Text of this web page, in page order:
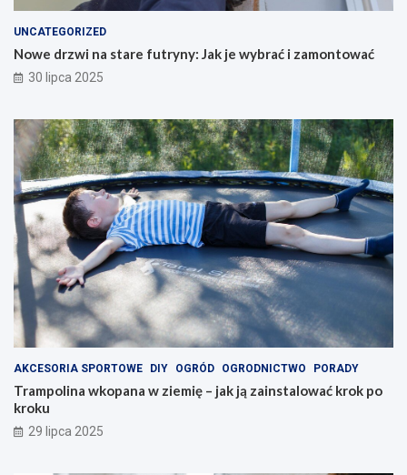
UNCATEGORIZED
Nowe drzwi na stare futryny: Jak je wybrać i zamontować
30 lipca 2025
AKCESORIA SPORTOWE DIY OGRÓD OGRODNICTWO PORADY
Trampolina wkopana w ziemię – jak ją zainstalować krok po
kroku
29 lipca 2025